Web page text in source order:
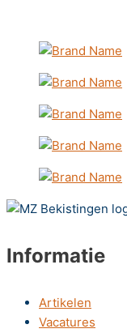
Informatie
Artikelen
Vacatures